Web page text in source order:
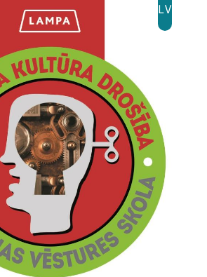
LV